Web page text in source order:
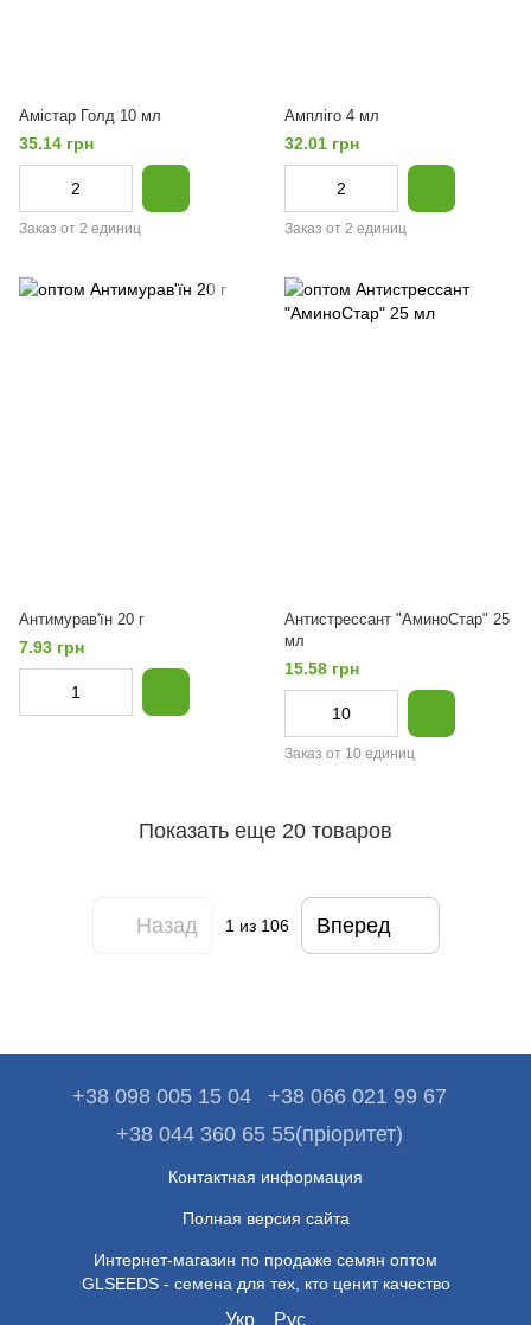
Амістар Голд 10 мл
35.14 грн
Заказ от 2 единиц
Ампліго 4 мл
32.01 грн
Заказ от 2 единиц
Антимурав'їн 20 г
7.93 грн
Антистрессант "АминоСтар" 25
мл
15.58 грн
Заказ от 10 единиц
Показать еще 20 товаров
Назад 1из 106 Вперед
+38 098 005 15 04
+38 066 021 99 67
+38 044 360 65 55(пріоритет)
Контактная информация
Полная версия сайта
Интернет-магазин по продаже семян оптом
GLSEEDS - семена для тех, кто ценит качество
Укр Рус